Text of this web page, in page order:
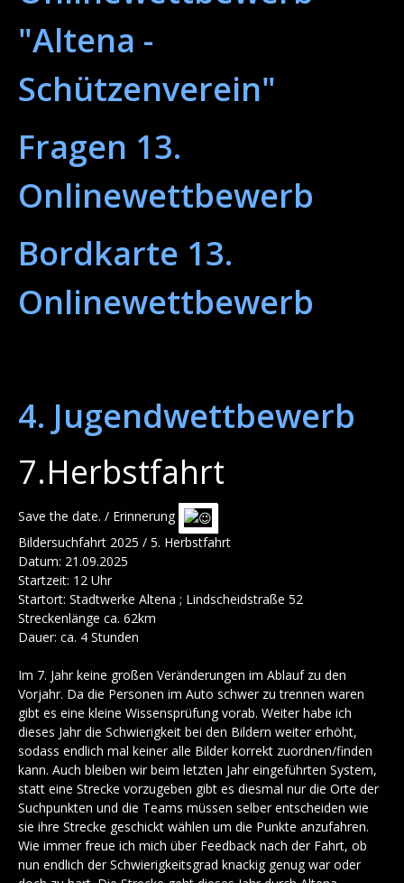
"Altena -
Schützenverein"
Fragen 13.
Onlinewettbewerb
Bordkarte 13.
Onlinewettbewerb
4. Jugendwettbewerb
7.Herbstfahrt
Save the date. / Erinnerung
Bildersuchfahrt 2025 / 5. Herbstfahrt
Datum: 21.09.2025
Startzeit: 12 Uhr
Startort: Stadtwerke Altena ; Lindscheidstraße 52
Streckenlänge ca. 62km
Dauer: ca. 4 Stunden
Im 7. Jahr keine großen Veränderungen im Ablauf zu den
Vorjahr. Da die Personen im Auto schwer zu trennen waren
gibt es eine kleine Wissensprüfung vorab. Weiter habe ich
dieses Jahr die Schwierigkeit bei den Bildern weiter erhöht,
sodass endlich mal keiner alle Bilder korrekt zuordnen/finden
kann. Auch bleiben wir beim letzten Jahr eingeführten System,
statt eine Strecke vorzugeben gibt es diesmal nur die Orte der
Suchpunkten und die Teams müssen selber entscheiden wie
sie ihre Strecke geschickt wählen um die Punkte anzufahren.
Wie immer freue ich mich über Feedback nach der Fahrt, ob
nun endlich der Schwierigkeitsgrad knackig genug war oder